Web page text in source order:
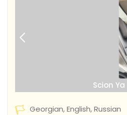
prev
Scion Ya
Georgian, English, Russian